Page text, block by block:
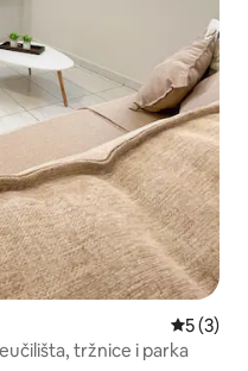
5 (3)
tržnice i parka